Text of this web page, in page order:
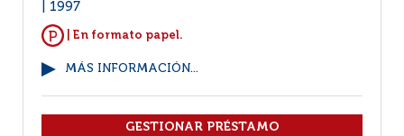
1997
| En formato papel.
MÁS INFORMACIÓN...